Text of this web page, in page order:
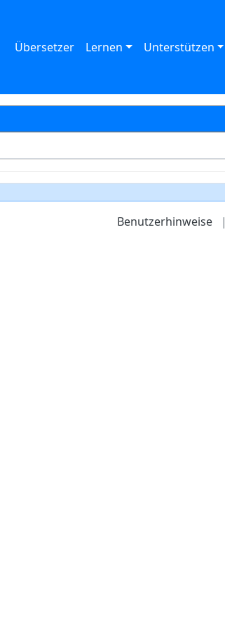
Übersetzer Lernen Unterstützen
Benutzerhinweise |